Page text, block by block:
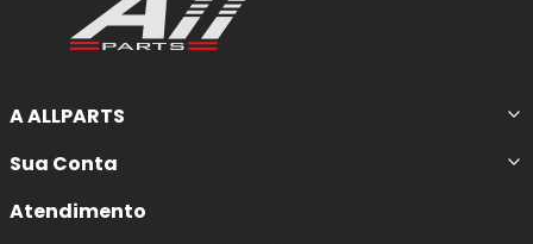
A ALLPARTS
Sua Conta
Atendimento